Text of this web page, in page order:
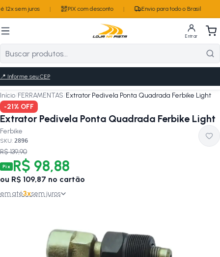
sem juros PIX com desconto Envio para todo o Brasil
Entrar
📍 Informe seu CEP
Início/FERRAMENTAS/Extrator Pedivela Ponta Quadrada Ferbike Light
-21% OFF
Extrator Pedivela Ponta Quadrada Ferbike Light
Ferbike
SKU: 2896
R$ 139,90
Pix R$ 98,88
ou R$ 109,87 no cartão
em até3xsem juros